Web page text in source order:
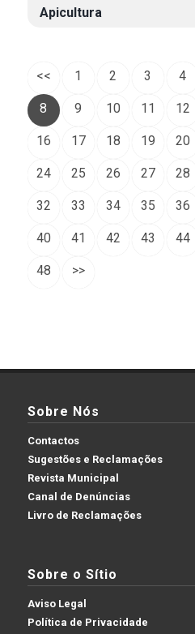
Apicultura
<< 1 2 3 4
8 9 10 11 12
16 17 18 19 20
24 25 26 27 28
32 33 34 35 36
40 41 42 43 44
48 >>
Sobre Nós
Contactos
Sugestões e Reclamações
Revista Municipal
Canal de Denúncias
Livro de Reclamações
Sobre o Sítio
Aviso Legal
Política de Privacidade